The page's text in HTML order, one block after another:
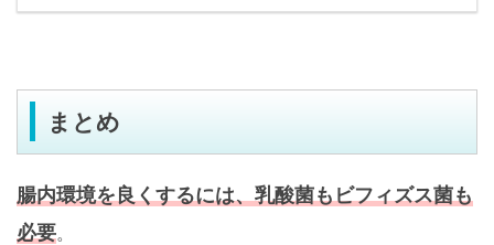
まとめ
腸内環境を良くするには、乳酸菌もビフィズス菌も
必要。